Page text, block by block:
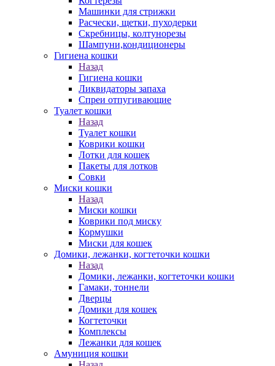
Машинки для стрижки
Расчески, щетки, пуходерки
Скребницы, колтунорезы
Шампуни,кондиционеры
Гигиена кошки
Назад
Гигиена кошки
Ликвидаторы запаха
Спреи отпугивающие
Туалет кошки
Назад
Туалет кошки
Коврики кошки
Лотки для кошек
Пакеты для лотков
Совки
Миски кошки
Назад
Миски кошки
Коврики под миску
Кормушки
Миски для кошек
Домики, лежанки, когтеточки кошки
Назад
Домики, лежанки, когтеточки кошки
Гамаки, тоннели
Дверцы
Домики для кошек
Когтеточки
Комплексы
Лежанки для кошек
Амуниция кошки